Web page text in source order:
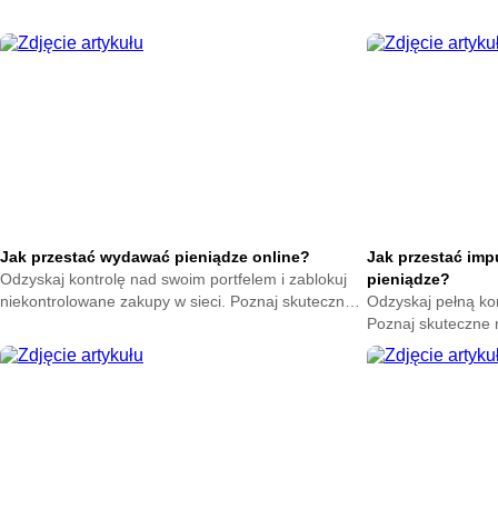
oszczędzać już
Jak przestać wydawać pieniądze online?
Odzyskaj kontrolę nad swoim portfelem i zablokuj
niekontrolowane zakupy w sieci. Poznaj skuteczne
przycisku kup teraz.
Jak przestać
pieniądze?
Odzyskaj pełną
Poznaj skuteczne
nagłych
oszczędności już